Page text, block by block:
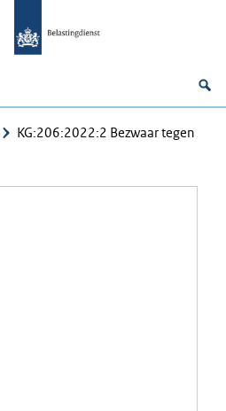
KG:206:2022:2 Bezwaar tegen